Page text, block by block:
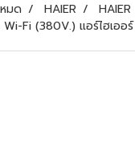
มด HAIER
Wi-Fi (380V.) แอร์ไฮเ